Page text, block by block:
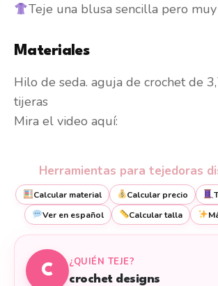
Teje una blusa sencilla pero
Materiales
Hilo de seda. aguja de crochet de
tijeras
Mira el video aquí:
Herramientas para tejedoras
Calcular material Calcular precio
Ver en español
Calcular talla
C
¿QUIÉN TEJE?
crochet designs